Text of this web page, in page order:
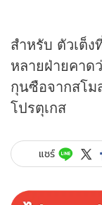
สำหรับ ตัวเต็
หลายฝ่ายคาด
กุนซือจากสโม
โปรตุเกส
แชร์